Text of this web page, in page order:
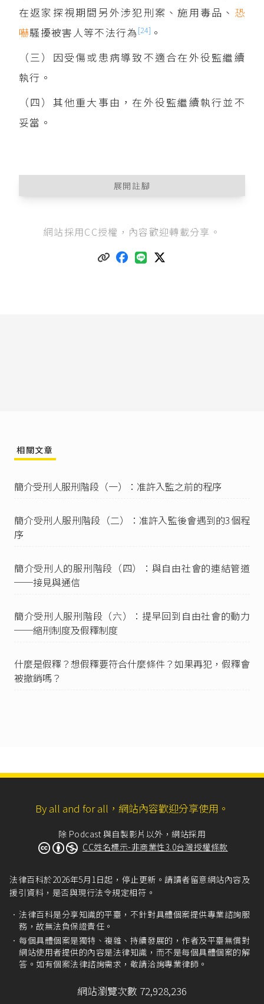
在返家探視期間另外涉犯刑案、施用毒品、 恐
嚇騷擾被害人等不法行為 [24] 。
（三）因受傷或患病導致不適合在外役監繼續
執行。
（四）其他重大事由，在外役監繼續執行並不
妥當。
展開註腳
I 監獄應提供受刑人適當之運動場地、器材及設
II 監獄除國定例假日、休息日或有特殊事由外，應
監獄行刑法第149條
法》、法務部矯正署（2021），《兩性平權 女力
臺灣高等檢察署（2023），《談外役監條例之修
外役監條例第21條
：「
I 受刑人在監行狀善良且無危害公共秩序、社會安
全之虞，得許於例假日或紀念日返家探視。
子女或兄弟姊妹喪亡時，得許其返家探視。
III 受刑人經依前二項規定許其返家探視，無正當
理由未於指定期日回監者，其在外日數不算入執
IV 受刑人返家探視條件、對象、次數、期間、活
動範圍、管控與實施方式、審查基準、核准程
序、核准後之變更或取消及其他應遵行事項之辦
關於返家探親的次數，依照每個人執行期間的長
辦法第5條：「
定辦理：
一、外役監執行期間未滿六月者，每三個月一
次。
個月一次。
三、外役監執行期間一年以上者，每月一次。
次，不受前項規定之限制。
III 本辦法中華民國一百十三年二月一日修正施行
前已在外役監執行中之受刑人，其依第二條申請
返家探視之次數，仍適用修正施行前之第四條規
定辦理。」
雖然外役監是「各級」受刑人都可以請求和家人
（限配偶及直系血親）同住，但一般受刑人的
網站採用CC授權，內容歡迎轉載分享。
相關文章
簡介受刑人服刑階段（一）：准許入監之前的程序
簡介受刑⼈服刑階段（二）：准許入監後會遇到的3個程
序
簡介受刑人的服刑階段（四）：與自由社會的連結管道
──接見與通信
簡介受刑人服刑階段（六）：提早回到自由社會的動力
──縮刑制度及假釋制度
什麼是假釋？想假釋要符合什麼條件？如果再犯，假釋會
被撤銷嗎？
By all and for all，網站內容歡迎分享使用。
除 Podcast 與自製影片以外，網站採用
CC姓名標示-非商業性3.0台灣授權條款
法律百科於2026年5月1日起，停止更新。請讀者留意網站內容及
援引資料，是否與現行法令規定相符。
法律百科是分享知識的平臺，不針對具體個案提供專業諮詢服
務，故無法負保證責任。
每個具體個案是獨特、複雜、持續發展的，作者及平臺無償對
網站使用者提供的內容是法律知識，而不是每個具體個案的解
答。如有個案法律諮詢需求，敬請洽詢專業律師。
網站瀏覽次數 72,928,236